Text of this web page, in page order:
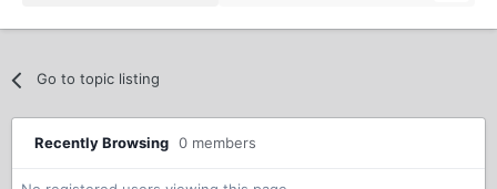
Go to topic listing
Recently Browsing 0 members